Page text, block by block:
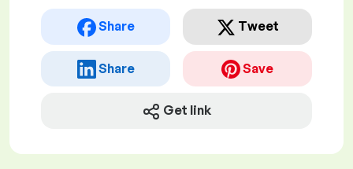
Share Tweet
Share Save
Get link